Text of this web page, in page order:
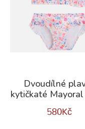
Dvoudílné
kytičkaté
580Kč